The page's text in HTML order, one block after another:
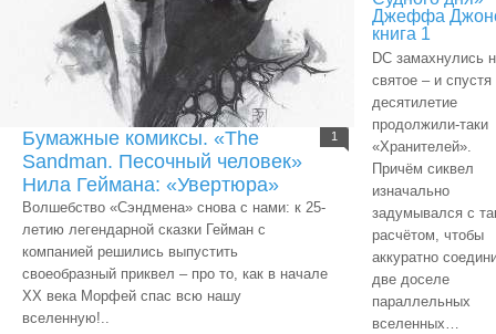
1
Бумажные комиксы. «The
Sandman. Песочный человек»
Нила Геймана: «Увертюра»
Волшебство «Сэндмена» снова с нами: к 25-
летию легендарной сказки Гейман с
компанией решились выпустить
своеобразный приквел – про то, как в начале
ХХ века Морфей спас всю нашу
вселенную!..
Джеффа
книга 1
DC замахнулись
святое – и спустя
десятилетие
продолжили-таки
«Хранителей».
Причём сиквел
изначально
задумывался с
расчётом, чтобы
аккуратно
две доселе
параллельных
вселенных…